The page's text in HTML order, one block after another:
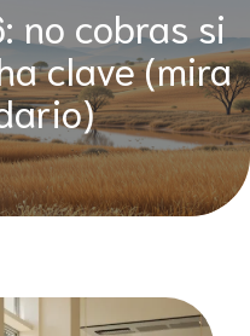
no cobras si
clave (mira